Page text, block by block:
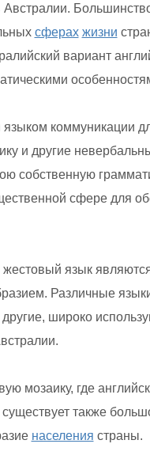
сферах жизни
вариант
коммуникации
и другие
собственную
сфере для
жестовый язык
Различные
широко
мозаику, где
также
населения страны.